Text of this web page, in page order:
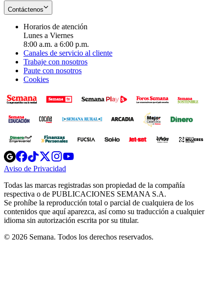
Contáctenos
Horarios de atención
Lunes a Viernes
8:00 a.m. a 6:00 p.m.
Canales de servicio al cliente
Trabaje con nosotros
Paute con nosotros
Cookies
Opens
in
new
Opens
in
new
Opens
in
new
window
Opens
new
windowwindow
Aviso de Privacidad
new
window
Todas las marcas registradas son propiedad de la compañía
respectiva o de PUBLICACIONES SEMANA S.A.
Se prohíbe la reproducción total o parcial de cualquiera de los
contenidos que aquí aparezca, así como su traducción a cualquier
idioma sin autorización escrita por su titular.
© 2026 Semana. Todos los derechos reservados.